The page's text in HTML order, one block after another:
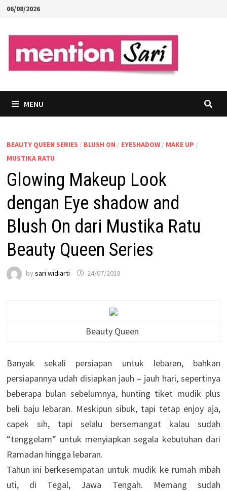
Skip
content
06/08/2026
MENU
BEAUTY QUEEN SERIES / BLUSH ON / EYESHADOW/ MAKE UP /
MUSTIKA RATU
Glowing Makeup Look
dengan Eye shadow and
Blush On dari Mustika Ratu
Beauty Queen Series
by sari widiarti 24/07/2018
Beauty Queen
Banyak sekali persiapan untuk lebaran, bahkan
persiapannya udah disiapkan jauh – jauh hari, sepertinya
beberapa bulan sebelumnya, hunting tiket mudik plus
beli baju lebaran. Meskipun sibuk, tapi tetap enjoy aja,
capek sih, tapi selalu bersemangat kalau sudah
“tenggelam” untuk menyiapkan segala kebutuhan dari
Ramadan hingga lebaran.
Tahun ini berkesempatan untuk mudik ke rumah mbah
uti, di Tegal, Jawa Tengah. Memang sudah